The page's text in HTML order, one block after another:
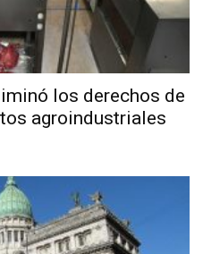
los derechos de
agroindustriales